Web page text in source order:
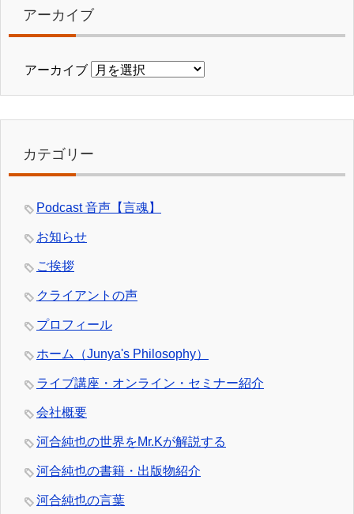
アーカイブ
アーカイブ
カテゴリー
Podcast 音声【言魂】
お知らせ
ご挨拶
クライアントの声
プロフィール
ホーム（Junya's Philosophy）
ライブ講座・オンライン・セミナー紹介
会社概要
河合純也の世界をMr.Kが解説する
河合純也の書籍・出版物紹介
河合純也の言葉